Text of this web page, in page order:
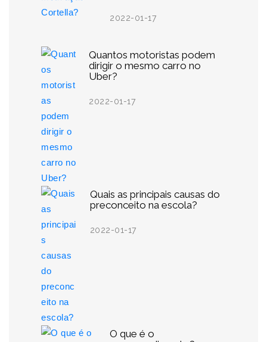
2022-01-17
Quantos motoristas podem
dirigir o mesmo carro no
Uber?
2022-01-17
Quais as principais causas do
preconceito na escola?
2022-01-17
O que é o